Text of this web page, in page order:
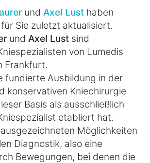
und Axel Lust haben
Sie zuletzt aktualisiert.
und Axel Lust sind
von Lumedis
Frankfurt.
fundierte Ausbildung in der
konservativen Kniechirurgie
Basis als ausschließlich
etabliert hat.
Möglichkeiten
Diagnostik, also eine
Bewegungen, bei denen die